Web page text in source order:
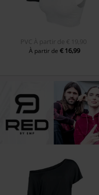
PVC À partir de € 19,90
À partir de€ 16,99